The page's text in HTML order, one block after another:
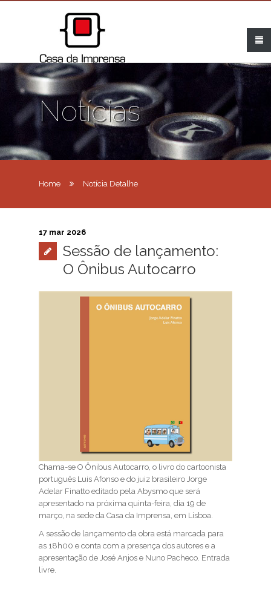
Notícias
Home Notícia Detalhe
17 mar 2026
Sessão de lançamento:
O Ônibus Autocarro
Chama-se O Ônibus Autocarro, o livro do cartoonista
português Luis Afonso e do juiz brasileiro Jorge
Adelar Finatto editado pela Abysmo que será
apresentado na próxima quinta-feira, dia 19 de
março, na sede da Casa da Imprensa, em Lisboa.
A sessão de lançamento da obra está marcada para
as 18h00 e conta com a presença dos autores e a
apresentação de José Anjos e Nuno Pacheco. Entrada
livre.